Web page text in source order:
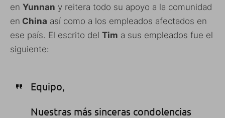
en Yunnan y reitera todo su apoyo a la comunidad
en China así como a los empleados afectados en
ese país. El escrito del Tim a sus empleados fue el
siguiente:
Equipo,
Nuestras más sinceras condolencias